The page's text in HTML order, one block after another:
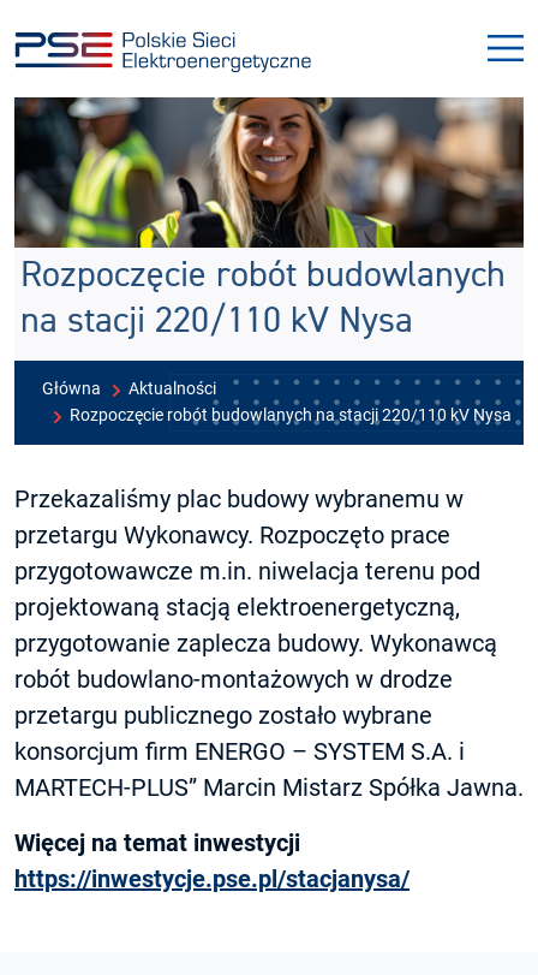
do
menu
do
treści
Rozpoczęcie robót budowlanych
na stacji 220/110 kV Nysa
Główna
Aktualności
Rozpoczęcie robót budowlanych na stacji 220/110 kV Nysa
Przekazaliśmy plac budowy wybranemu w
przetargu Wykonawcy. Rozpoczęto prace
przygotowawcze m.in. niwelacja terenu pod
projektowaną stacją elektroenergetyczną,
przygotowanie zaplecza budowy. Wykonawcą
robót budowlano-montażowych w drodze
przetargu publicznego zostało wybrane
konsorcjum firm ENERGO – SYSTEM S.A. i
MARTECH-PLUS” Marcin Mistarz Spółka Jawna.
Więcej na temat inwestycji
https://inwestycje.pse.pl/stacjanysa/